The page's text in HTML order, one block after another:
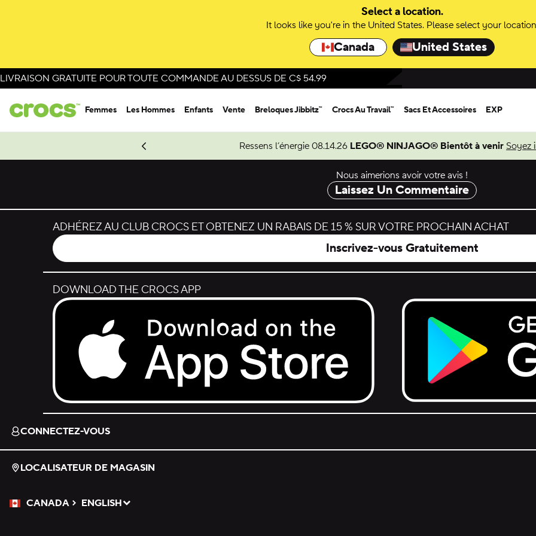
Select a location.
It looks like you're in the United States. Please select your
Canada United States
LIVRAISON GRATUITE POUR TOUTE COMMANDE AU DESSUS DE C$ 54.99
Femmes Les Hommes Enfants Vente Breloques Jibbitz™ Crocs Au Travail™ Sacs Et Accessoires EXP
Ressens l’énergie 08.14.26 LEGO® NINJAGO® Bientôt à venir Soyez
Magasinez Spider-Man
Nous aimerions avoir votre avis !
Laissez Un Commentaire
ADHÉREZ AU CLUB CROCS ET OBTENEZ UN RABAIS DE 15 % SUR VOTRE PROCHAIN ACHAT
Inscrivez-vous Gratuitement
DOWNLOAD THE CROCS APP
Download on the App Store.
Get it on Google Play.
CONNECTEZ-VOUS
LOCALISATEUR DE MAGASIN
CANADA
Veuillez sélectionner une langue
ENGLISH
Sélectionné